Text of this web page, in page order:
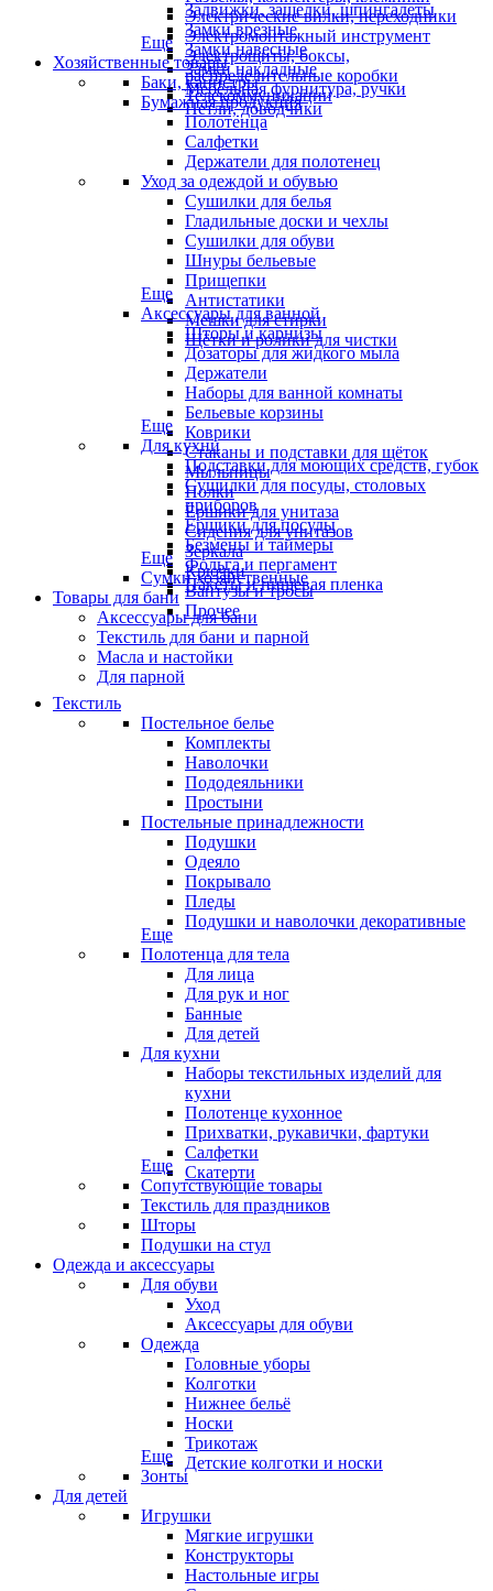
Электрические вилки, переходники
Электромонтажный инструмент
Электрощиты, боксы,
распределительные коробки
Телекоммуникации
Задвижки, защелки, шпингалеты
Замки врезные
Замки навесные
Замки накладные
Мебельная фурнитура, ручки
Петли, доводчики
Еще
Хозяйственные товары
Баки, канистры
Бумажная продукция
Полотенца
Салфетки
Держатели для полотенец
Уход за одеждой и обувью
Сушилки для белья
Гладильные доски и чехлы
Сушилки для обуви
Шнуры бельевые
Прищепки
Антистатики
Мешки для стирки
Щётки и ролики для чистки
Еще
Аксессуары для ванной
Шторы и карнизы
Дозаторы для жидкого мыла
Держатели
Наборы для ванной комнаты
Бельевые корзины
Коврики
Стаканы и подставки для щёток
Мыльницы
Полки
Ёршики для унитаза
Сидения для унитазов
Зеркала
Крючки
Вантузы и тросы
Прочее
Еще
Для кухни
Подставки для моющих средств, губок
Сушилки для посуды, столовых
приборов
Ёршики для посуды
Безмены и таймеры
Фольга и пергамент
Пакеты и пищевая пленка
Еще
Сумки хозяйственные
Товары для бани
Аксессуары для бани
Текстиль для бани и парной
Масла и настойки
Для парной
Текстиль
Постельное белье
Комплекты
Наволочки
Пододеяльники
Простыни
Постельные принадлежности
Подушки
Одеяло
Покрывало
Пледы
Подушки и наволочки декоративные
Еще
Полотенца для тела
Для лица
Для рук и ног
Банные
Для детей
Для кухни
Наборы текстильных изделий для
кухни
Полотенце кухонное
Прихватки, рукавички, фартуки
Салфетки
Скатерти
Еще
Сопутствующие товары
Текстиль для праздников
Шторы
Подушки на стул
Одежда и аксессуары
Для обуви
Уход
Аксессуары для обуви
Одежда
Головные уборы
Колготки
Нижнее бельё
Носки
Трикотаж
Детские колготки и носки
Еще
Зонты
Для детей
Игрушки
Мягкие игрушки
Конструкторы
Настольные игры